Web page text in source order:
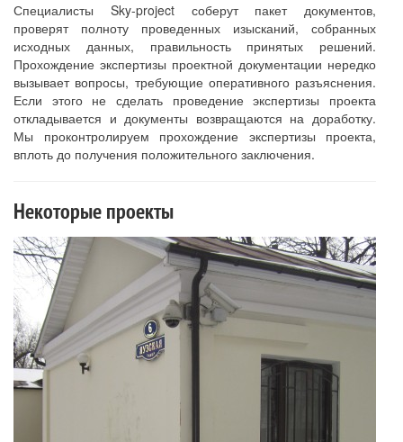
Специалисты Sky-project соберут пакет документов,
проверят полноту проведенных изысканий, собранных
исходных данных, правильность принятых решений.
Прохождение экспертизы проектной документации нередко
вызывает вопросы, требующие оперативного разъяснения.
Если этого не сделать проведение экспертизы проекта
откладывается и документы возвращаются на доработку.
Мы проконтролируем прохождение экспертизы проекта,
вплоть до получения положительного заключения.
Некоторые проекты